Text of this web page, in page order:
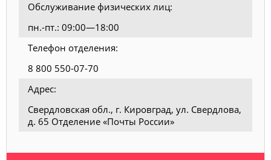
Обслуживание физических лиц:
пн.-пт.: 09:00—18:00
Телефон отделения:
8 800 550-07-70
Адрес:
Свердловская обл., г. Кировград, ул. Свердлова,
д. 65 Отделение «Почты России»